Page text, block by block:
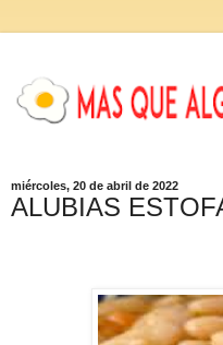
miércoles, 20 de abril de 2022
ALUBIAS